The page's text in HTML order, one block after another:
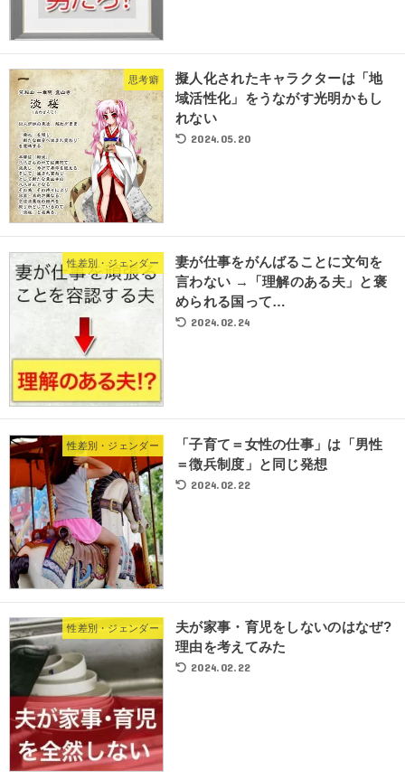
思考癖
擬人化されたキャラクターは「地
域活性化」をうながす光明かもし
れない
2024.05.20
性差別・ジェンダー
妻が仕事をがんばることに文句を
言わない →「理解のある夫」と褒
められる国って…
2024.02.24
性差別・ジェンダー
「子育て＝女性の仕事」は「男性
＝徴兵制度」と同じ発想
2024.02.22
性差別・ジェンダー
夫が家事・育児をしないのはなぜ?
理由を考えてみた
2024.02.22